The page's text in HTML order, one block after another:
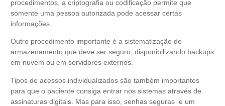
procedimentos, a criptografia ou codificação permite que
somente uma pessoa autorizada pode acessar certas
informações.
Outro procedimento importante é a sistematização do
armazenamento que deve ser seguro, disponibilizando backups
em nuvem ou em servidores externos.
Tipos de acessos individualizados são também importantes
para que o paciente consiga entrar nos sistemas através de
assinaturas digitais. Mas para isso, senhas seguras e um